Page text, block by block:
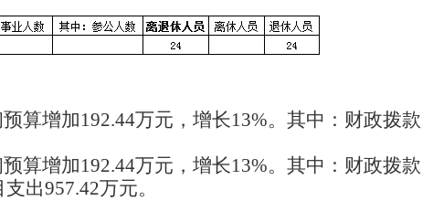
算增加192.44万元，增长13%。其中：财政拨款
。
算增加192.44万元，增长13%。其中：财政拨款
出957.42万元。